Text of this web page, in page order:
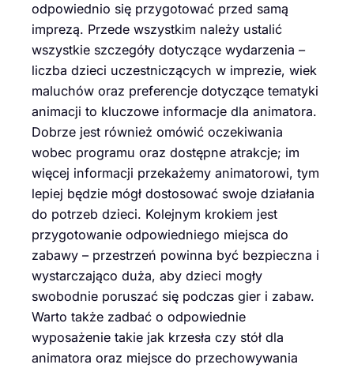
odpowiednio się przygotować przed samą
imprezą. Przede wszystkim należy ustalić
wszystkie szczegóły dotyczące wydarzenia –
liczba dzieci uczestniczących w imprezie, wiek
maluchów oraz preferencje dotyczące tematyki
animacji to kluczowe informacje dla animatora.
Dobrze jest również omówić oczekiwania
wobec programu oraz dostępne atrakcje; im
więcej informacji przekażemy animatorowi, tym
lepiej będzie mógł dostosować swoje działania
do potrzeb dzieci. Kolejnym krokiem jest
przygotowanie odpowiedniego miejsca do
zabawy – przestrzeń powinna być bezpieczna i
wystarczająco duża, aby dzieci mogły
swobodnie poruszać się podczas gier i zabaw.
Warto także zadbać o odpowiednie
wyposażenie takie jak krzesła czy stół dla
animatora oraz miejsce do przechowywania